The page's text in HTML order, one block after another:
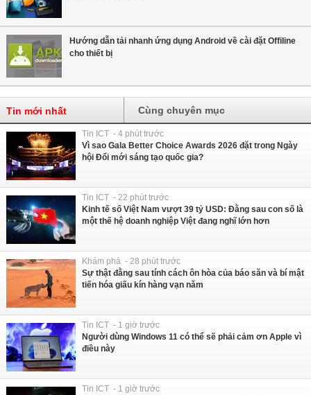
Hướng dẫn tải nhanh ứng dụng Android về cài đặt Offiline
cho thiết bị
Tin mới nhất Cùng chuyên mục
Tin ICT - 4 phút trước
Vì sao Gala Better Choice Awards 2026 đặt trong Ngày
hội Đổi mới sáng tạo quốc gia?
Tin ICT - 22 phút trước
Kinh tế số Việt Nam vượt 39 tỷ USD: Đằng sau con số là
một thế hệ doanh nghiệp Việt đang nghĩ lớn hơn
Khám phá - 28 phút trước
Sự thật đằng sau tính cách ôn hòa của báo săn và bí mật
tiến hóa giấu kín hàng vạn năm
Tin ICT - 1 giờ trước
Người dùng Windows 11 có thể sẽ phải cảm ơn Apple vì
điều này
Tin ICT - 1 giờ trước